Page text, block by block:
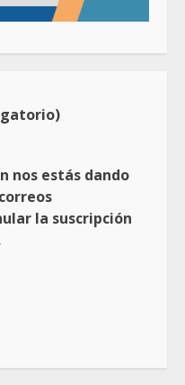
nos estás dando
la suscripción